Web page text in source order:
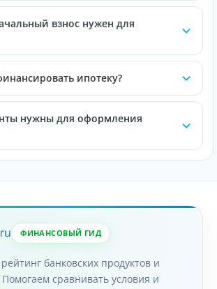
взнос нужен для
ипотеку?
нужны для оформления
ФИНАНСОВЫЙ ГИД
банковских продуктов и
сравнивать условия и